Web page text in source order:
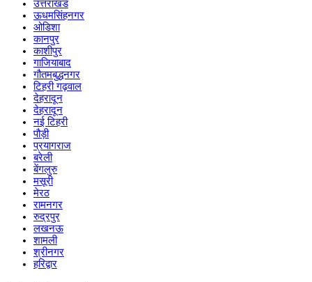
उत्तराखंड
ऊधमसिंहनगर
ओडिशा
कानपुर
काशीपुर
गाजियाबाद
गौतमबुद्धनगर
टिहरी गढ़वाल
देहरादून
देहरादून
नई टिहरी
पौड़ी
प्रयागराज
बरेली
बेंगलुरु
मसूरी
मेरठ
रामनगर
रुद्रपुर
लखनऊ
शामली
श्रीनगर
हरिद्वार